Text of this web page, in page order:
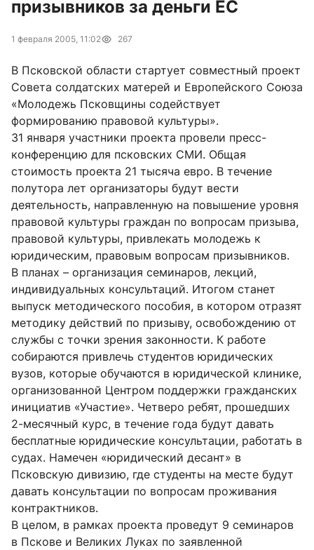
призывников за деньги ЕС
1 февраля 2005, 11:02 267
В Псковской области стартует совместный проект
Совета солдатских матерей и Европейского Союза
«Молодежь Псковщины содействует
формированию правовой культуры».
31 января участники проекта провели пресс-
конференцию для псковских СМИ. Общая
стоимость проекта 21 тысяча евро. В течение
полутора лет организаторы будут вести
деятельность, направленную на повышение уровня
правовой культуры граждан по вопросам призыва,
правовой культуры, привлекать молодежь к
юридическим, правовым вопросам призывников.
В планах – организация семинаров, лекций,
индивидуальных консультаций. Итогом станет
выпуск методического пособия, в котором отразят
методику действий по призыву, освобождению от
службы с точки зрения законности. К работе
собираются привлечь студентов юридических
вузов, которые обучаются в юридической клинике,
организованной Центром поддержки гражданских
инициатив «Участие». Четверо ребят, прошедших
2-месячный курс, в течение года будут давать
бесплатные юридические консультации, работать в
судах. Намечен «юридический десант» в
Псковскую дивизию, где студенты на месте будут
давать консультации по вопросам проживания
контрактников.
В целом, в рамках проекта проведут 9 семинаров
в Пскове и Великих Луках по заявленной